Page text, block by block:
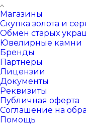
Магазины
Скупка золота и
Обмен старых
Ювелирные камни
Бренды
Партнеры
Лицензии
Документы
Реквизиты
Публичная оферта
Соглашение на
Помощь